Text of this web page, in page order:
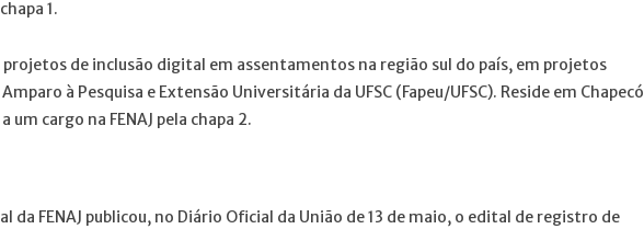
1.
de inclusão digital em assentamentos na região sul do país, em projetos
à Pesquisa e Extensão Universitária da UFSC (Fapeu/UFSC). Reside em Chapecó
um cargo na FENAJ pela chapa 2.
da FENAJ publicou, no Diário Oficial da União de 13 de maio, o edital de registro de